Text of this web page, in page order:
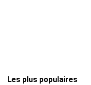
Les plus populaires